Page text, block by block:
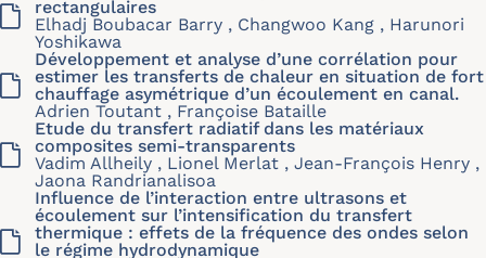
rectangulaires
Elhadj Boubacar Barry , Changwoo Kang , Harunori
Yoshikawa
Développement et analyse d’une corrélation pour
estimer les transferts de chaleur en situation de fort
chauffage asymétrique d’un écoulement en canal.
Adrien Toutant , Françoise Bataille
Etude du transfert radiatif dans les matériaux
composites semi-transparents
Vadim Allheily , Lionel Merlat , Jean-François Henry ,
Jaona Randrianalisoa
Influence de l’interaction entre ultrasons et
écoulement sur l’intensification du transfert
thermique : effets de la fréquence des ondes selon
le régime hydrodynamique